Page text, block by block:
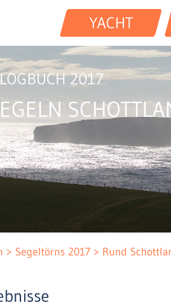
YACHT
LOGBUCH 2017
Segeltörns 2017 Rund